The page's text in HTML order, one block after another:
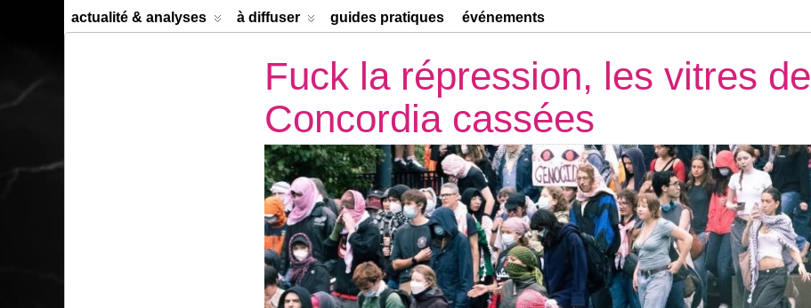
actualité & analyses à diffuser guides pratiques événements
Fuck la répression, les vitres de
Concordia cassées